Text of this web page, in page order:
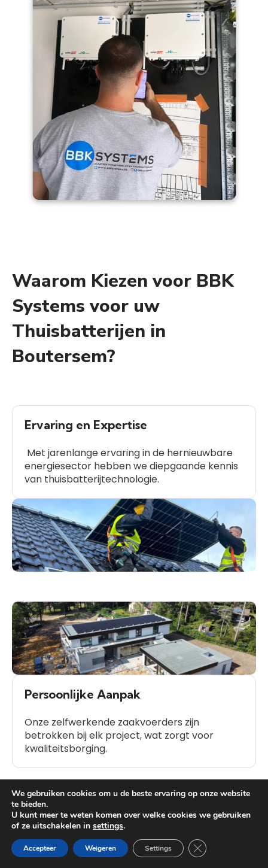
Waarom Kiezen voor BBK
Systems voor uw
Thuisbatterijen in
Boutersem?
Ervaring en Expertise
Met jarenlange ervaring in de hernieuwbare
energiesector hebben we diepgaande kennis
van thuisbatterijtechnologie.
Persoonlijke Aanpak
Onze zelfwerkende zaakvoerders zijn
betrokken bij elk project, wat zorgt voor
kwaliteitsborging.
Klanttevredenheid
Onze geschiedenis van positieve
klantbeoordelingen spreekt voor zich.
We gebruiken cookies om u de beste ervaring op onze website
te bieden.
U kunt meer te weten komen over welke cookies we gebruiken
of ze uitschakelen in settings.
Accepteer Weigeren Settings Close GDPR